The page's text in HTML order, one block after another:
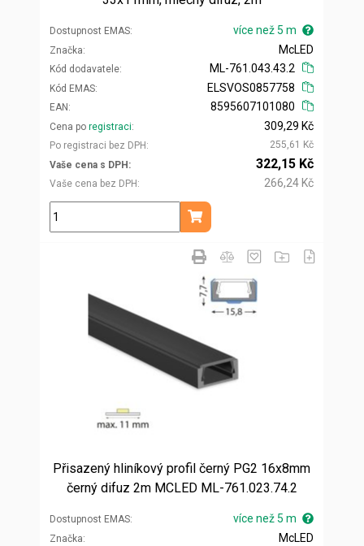
Dostupnost EMAS více než 5 m
Značka
Kód dodavatele
McLED
ML-761.043.43.2
Kód EMAS
EAN
ELSVOS0857758
8595607101080
Cena po registraci
Po registraci bez DPH
309,29 Kč
255,61 Kč
Vaše cena s DPH
Vaše cena bez DPH
322,15 Kč
266,24 Kč
m
Přidat do košíku
Přisazený hliníkový profil černý PG2 16x8mm
černý difuz 2m MCLED ML-761.023.74.2
Dostupnost EMAS více než 5 m
Značka
McLED